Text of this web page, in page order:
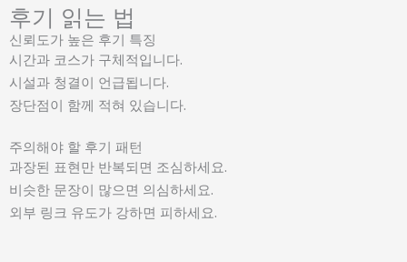
후기 읽는 법
신뢰도가 높은 후기 특징
시간과 코스가 구체적입니다.
시설과 청결이 언급됩니다.
장단점이 함께 적혀 있습니다.
주의해야 할 후기 패턴
과장된 표현만 반복되면 조심하세요.
비슷한 문장이 많으면 의심하세요.
외부 링크 유도가 강하면 피하세요.